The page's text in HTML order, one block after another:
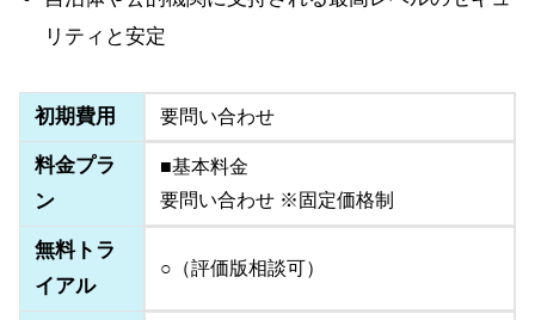
リティと安定
初期費用 要問い合わせ
料金プラ
ン
■基本料金
要問い合わせ ※固定価格制
無料トラ
イアル
○（評価版相談可）